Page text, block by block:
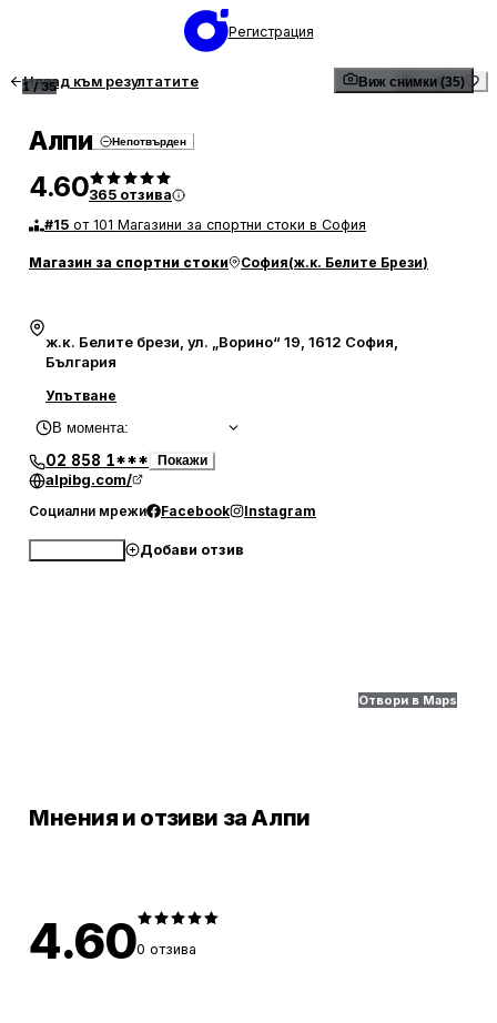
Регистрация
Назад към резултатите
1/35 Виж снимки (35)
Алпи Непотвърден
4.60365 отзива
#15 от 101 Магазини за спортни стоки в София
Магазин за спортни стоки София(ж.к. Белите Брези)
ж.к. Белите брези, ул. „Ворино“ 19, 1612 София,
България
Упътване
В момента:
02 858 1*** Покажи
alpibg.com/
Социални мрежи Facebook Instagram
Добави отзив
Отвори в Maps
Мнения и отзиви за Алпи
4.600 отзива